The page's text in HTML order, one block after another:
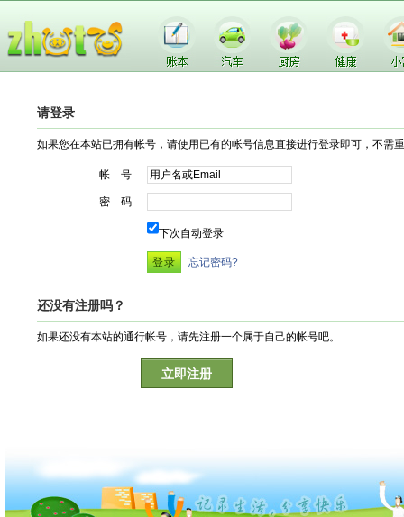
请登录
如果您在本站已拥有帐号，请使用已有的帐号信息直接进行登录即可，不需
帐 号
密 码
下次自动登录
忘记密码?
还没有注册吗？
如果还没有本站的通行帐号，请先注册一个属于自己的帐号吧。
立即注册